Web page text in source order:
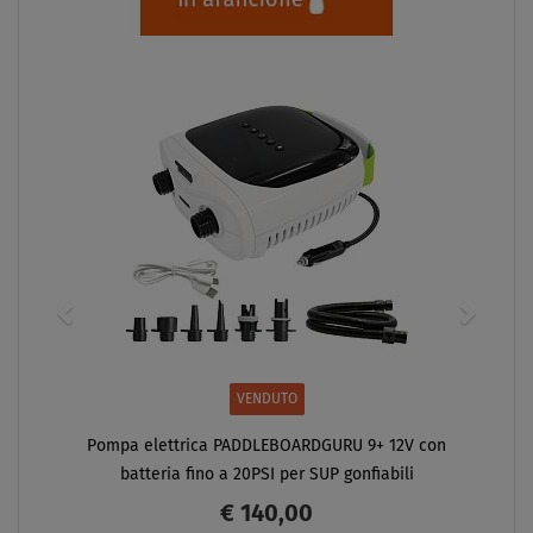
VENDUTO
Pompa elettrica PADDLEBOARDGURU 9+ 12V con
batteria fino a 20PSI per SUP gonfiabili
€ 140,00